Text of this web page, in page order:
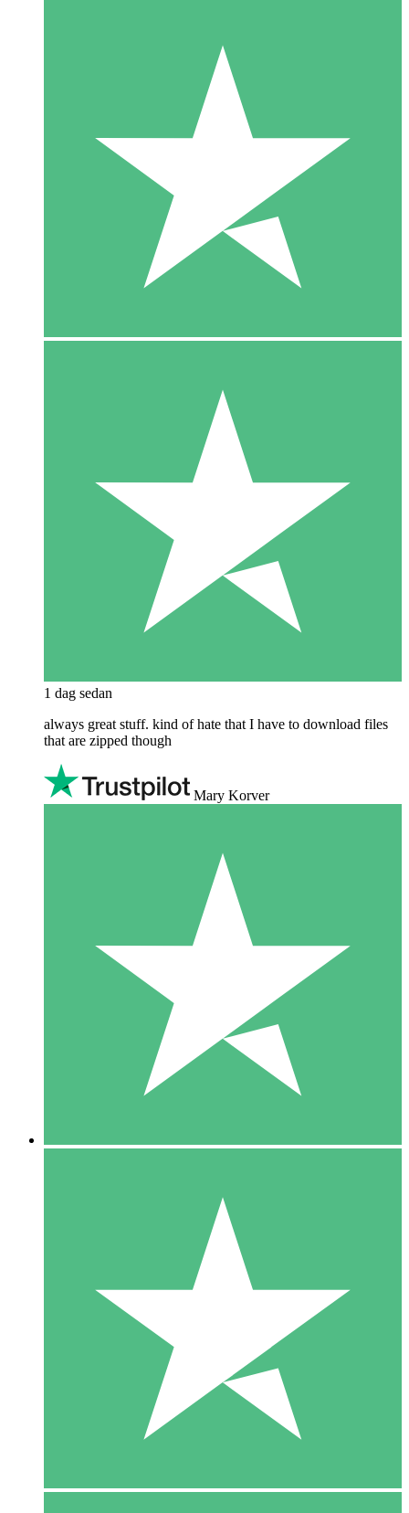
1 dag sedan
always great stuff. kind of hate that I have to download files
that are zipped though
Mary Korver